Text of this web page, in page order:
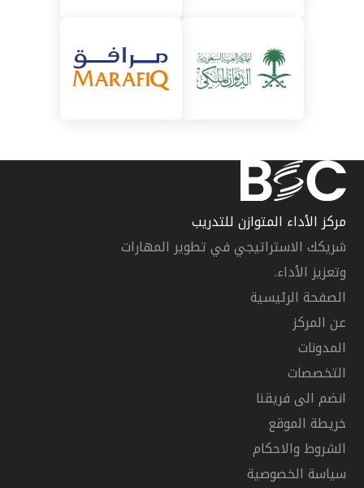
مركز الأداء المتوازن للتدريب
شريكك الاستراتيجي في تطوير المهارات
وتعزيز الأداء.
الصفحة الرئيسية
عن المركز
المدونات
التخصصات
انضم الى فريقنا
خريطة الموقع
الشروط والاحكام
سياسة الخصوصية